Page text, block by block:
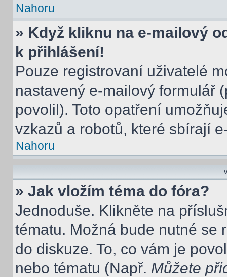
Nahoru
» Když kliknu na e-mailový
k přihlášení!
Pouze registrovaní uživatelé
nastavený e-mailový formulář
povolil). Toto opatření
vzkazů a robotů, které sbírají
Nahoru
» Jak vložím téma do fóra?
Jednoduše. Klikněte na
tématu. Možná bude nutné se
do diskuze. To, co vám je
nebo tématu (Např. Můžete